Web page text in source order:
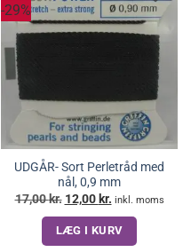
-29%
UDGÅR- Sort Perletråd med
nål, 0,9 mm
17,00kr. Den
oprindelige
pris
var:
17,00 kr..
12,00kr. Den
aktuelle
pris
er:
12,00 kr..
inkl. moms
LÆG I KURV